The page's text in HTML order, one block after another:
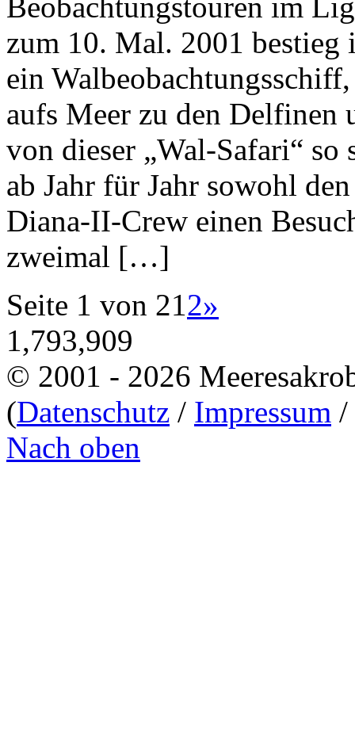
Beobachtungstouren im
zum 10. Mal. 2001
ein
aufs Meer zu den Delfinen
von dieser „Wal-Safari“ so
ab Jahr für Jahr sowohl
Diana-II-Crew einen
zweimal […]
Seite 1 von 212»
1,793,909
© 2001 - 2026
(Datenschutz / Impressum /
Nach oben